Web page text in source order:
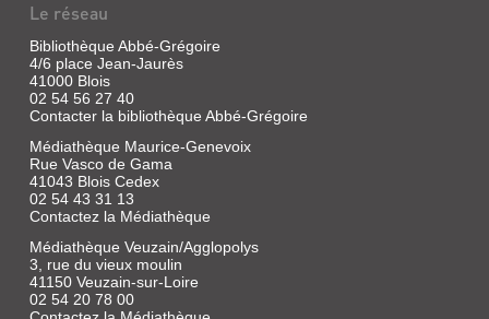
NATURELLES
DE
TATSU
NAGATA.
LA
BALEINE
Livre
Tatsu
Seuil
jeunesse,
2006
Le réseau
Bibliothèque Abbé-Grégoire
4/6 place Jean-Jaurès
41000 Blois
02 54 56 27 40
Contacter la bibliothèque Abbé-Grégoire
Médiathèque Maurice-Genevoix
Rue Vasco de Gama
41043 Blois Cedex
02 54 43 31 13
Contactez la Médiathèque
Médiathèque Veuzain/Agglopolys
3, rue du vieux moulin
41150 Veuzain-sur-Loire
02 54 20 78 00